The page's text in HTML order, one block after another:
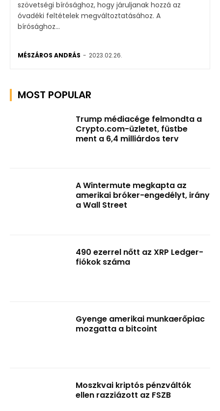
szövetségi bírósághoz, hogy járuljanak hozzá az
óvadéki feltételek megváltoztatásához. A
bírósághoz...
MÉSZÁROS ANDRÁS - 2023.02.26.
MOST POPULAR
Trump médiacége felmondta a
Crypto.com-üzletet, füstbe
ment a 6,4 milliárdos terv
A Wintermute megkapta az
amerikai bróker-engedélyt, irány
a Wall Street
490 ezerrel nőtt az XRP Ledger-
fiókok száma
Gyenge amerikai munkaerőpiac
mozgatta a bitcoint
Moszkvai kriptós pénzváltók
ellen razziázott az FSZB